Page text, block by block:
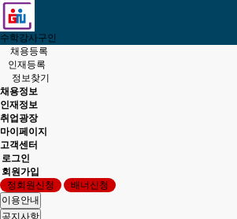
수학강사구인
채용등록
인재등록
정보찾기
채용정보
인재정보
취업광장
마이페이지
고객센터
로그인
회원가입
정회원신청
배너신청